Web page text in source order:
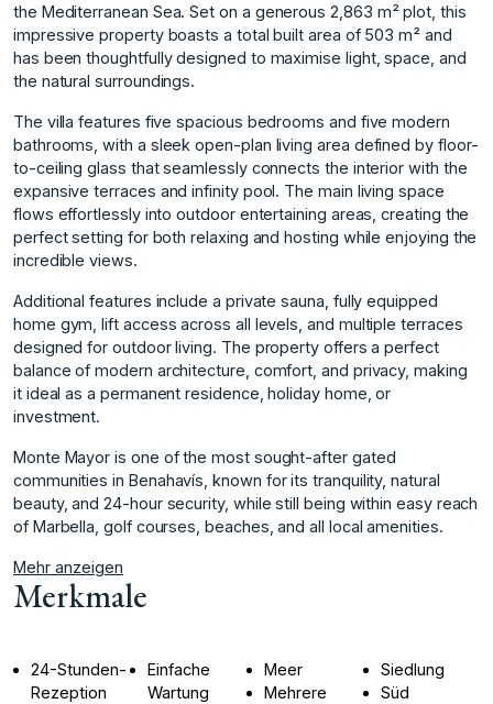
the Mediterranean Sea. Set on a generous 2,863 m² plot, this
impressive property boasts a total built area of 503 m² and
has been thoughtfully designed to maximise light, space, and
the natural surroundings.
The villa features five spacious bedrooms and five modern
bathrooms, with a sleek open-plan living area defined by floor-
to-ceiling glass that seamlessly connects the interior with the
expansive terraces and infinity pool. The main living space
flows effortlessly into outdoor entertaining areas, creating the
perfect setting for both relaxing and hosting while enjoying the
incredible views.
Additional features include a private sauna, fully equipped
home gym, lift access across all levels, and multiple terraces
designed for outdoor living. The property offers a perfect
balance of modern architecture, comfort, and privacy, making
it ideal as a permanent residence, holiday home, or
investment.
Monte Mayor is one of the most ‌sought-after ‌gated
‌communities ‌in ‌Benahavís, known for ‌its ‌tranquility, natural
beauty, ‌and ‌24-hour ‌security, ‌while ‌still ‌being within ‌easy reach
‌of Marbella, golf ‌courses, ‌beaches, ‌and ‌all ‌local ‌amenities.
Mehr anzeigen
Merkmale
24-Stunden-
Rezeption
Einfache
Wartung
Meer
Mehrere
Siedlung
Süd